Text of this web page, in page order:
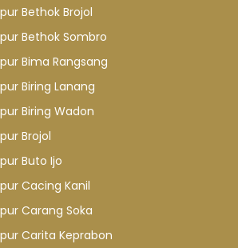
Bethok Brojol
Bethok Sombro
Bima Rangsang
Biring Lanang
Biring Wadon
Brojol
Buto Ijo
Cacing Kanil
Carang Soka
Carita Keprabon